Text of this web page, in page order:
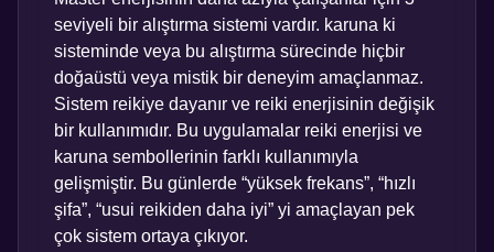
seviyeli bir alıştırma sistemi vardır. karuna ki
sisteminde veya bu alıştırma sürecinde hiçbir
doğaüstü veya mistik bir deneyim amaçlanmaz.
Sistem reikiye dayanır ve reiki enerjisinin değişik
bir kullanımıdır. Bu uygulamalar reiki enerjisi ve
karuna sembollerinin farklı kullanımıyla
gelişmiştir. Bu günlerde “yüksek frekans”, “hızlı
şifa”, “usui reikiden daha iyi” yi amaçlayan pek
çok sistem ortaya çıkıyor.